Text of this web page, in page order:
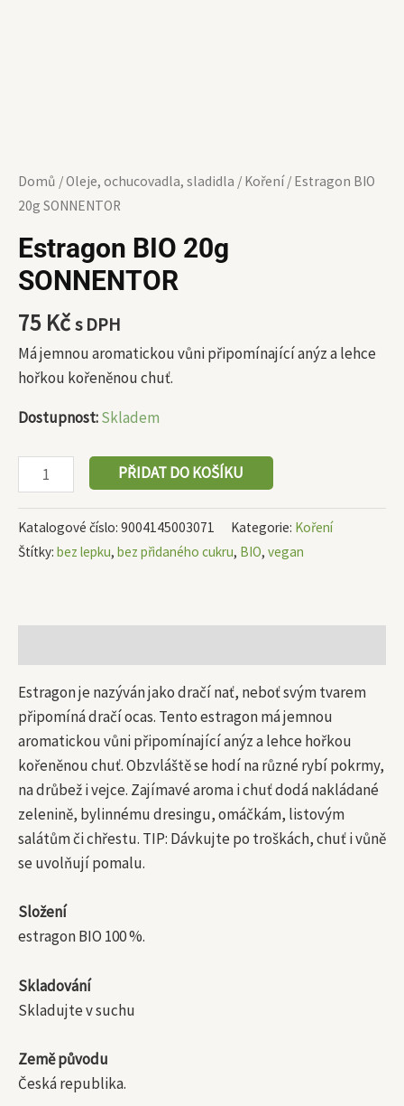
Domů /Oleje, ochucovadla, sladidla / Koření/ Estragon BIO
20g SONNENTOR
Estragon BIO 20g
SONNENTOR
75 Kčs DPH
Má jemnou aromatickou vůni připomínající anýz a lehce
hořkou kořeněnou chuť.
Dostupnost:Skladem
PŘIDAT DO KOŠÍKU
Katalogové číslo: 9004145003071 Kategorie: Koření
Štítky: bez lepku, bez přidaného cukru, BIO, vegan
Estragon je nazýván jako dračí nať, neboť svým tvarem
připomíná dračí ocas. Tento estragon má jemnou
aromatickou vůni připomínající anýz a lehce hořkou
kořeněnou chuť. Obzvláště se hodí na různé rybí pokrmy,
na drůbež i vejce. Zajímavé aroma i chuť dodá nakládané
zelenině, bylinnému dresingu, omáčkám, listovým
salátům či chřestu. TIP: Dávkujte po troškách, chuť i vůně
se uvolňují pomalu.
Složení
estragon BIO 100 %.
Skladování
Skladujte v suchu
Země původu
Česká republika.